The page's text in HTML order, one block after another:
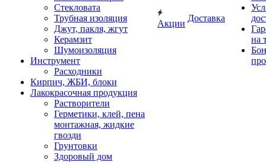
Стекловата
Трубная изоляция
Джут, пакля, жгут
Керамзит
Шумоизоляция
Инструмент
Расходники
Кирпич, ЖБИ, блоки
Лакокрасочная продукция
Растворители
Герметики, клей, пена
монтажная, жидкие
гвозди
Грунтовки
Здоровый дом
Акции
Доставка
на